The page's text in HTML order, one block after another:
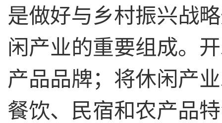
是做好与乡村振兴战
闲产业的重要组成。
产品品牌；将休闲产
餐饮、民宿和农产品